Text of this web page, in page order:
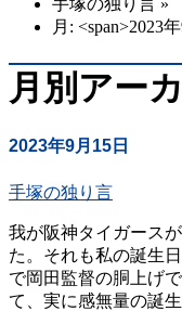
手塚の独り言 »
月: <span>2023
月別アー
2023年9月15日
手塚の独り言
我が阪神タイガース
た。それも私の誕生
で岡田監督の胴上げ
て、実に感無量の誕